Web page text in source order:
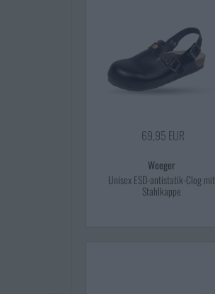
69,95 EUR
Weeger
Unisex ESD-antistatik-Clog mit
Stahlkappe